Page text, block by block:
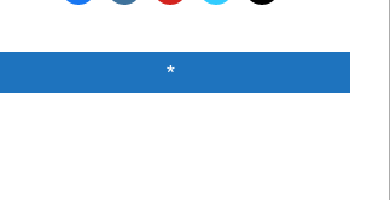
*